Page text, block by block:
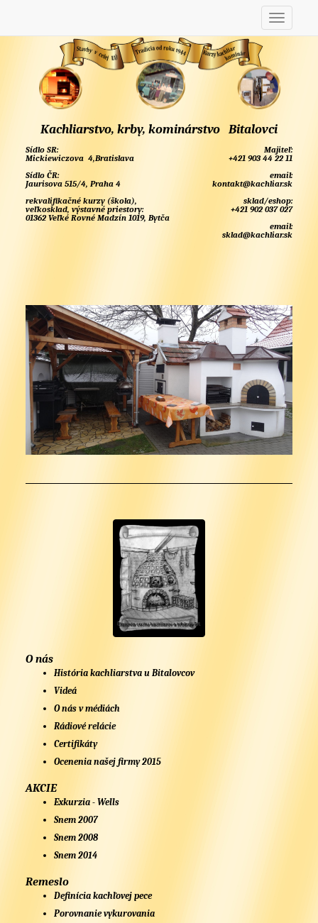
Kachliarstvo, krby, kominárstvo Bitalovci
Sídlo SR:
Mickiewiczova 4,Bratislava
Sídlo ČR:
Jaurisova 515/4, Praha 4
rekvalifikačné kurzy (škola),
veľkosklad, výstavné priestory:
01362 Veľké Rovné Madzín 1019, Bytča
Majiteľ:
+421 903 44 22 11
email:
kontakt@kachliar.sk
sklad/eshop:
+421 902 037 027
email:
sklad@kachliar.sk
O nás
História kachliarstva u Bitalovcov
Videá
O nás v médiách
Rádiové relácie
Certifikáty
Ocenenia našej firmy 2015
AKCIE
Exkurzia - Wells
Snem 2007
Snem 2008
Snem 2014
Remeslo
Definícia kachľovej pece
Porovnanie vykurovania